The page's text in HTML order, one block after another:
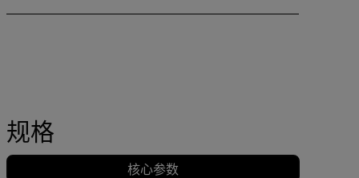
规格
核心参数